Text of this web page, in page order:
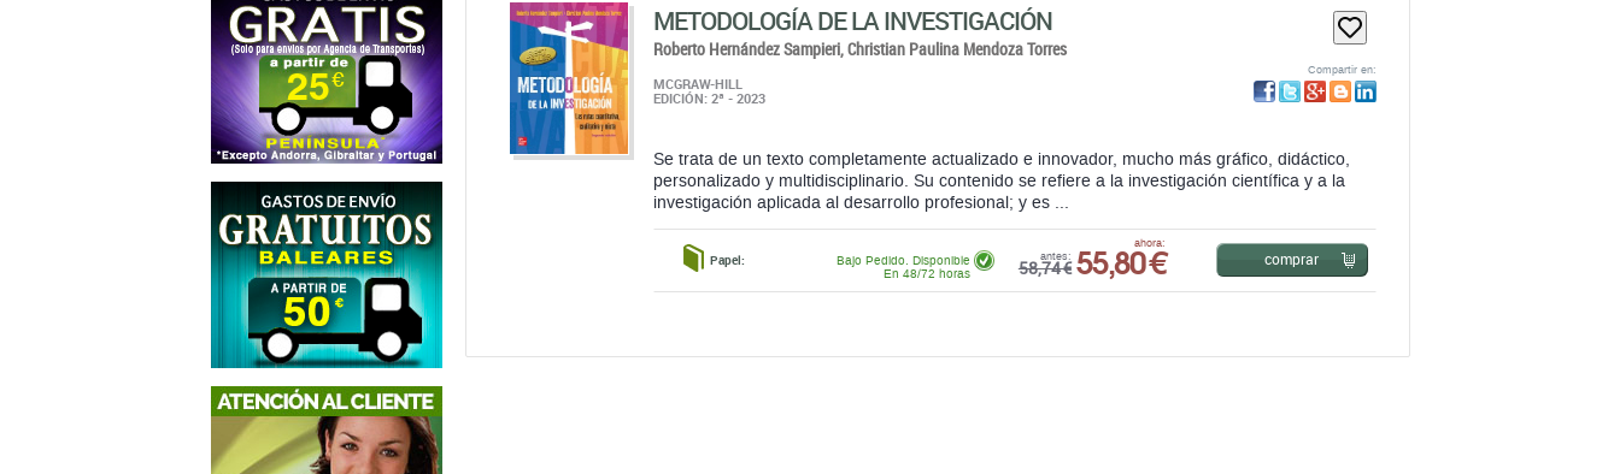
METODOLOGÍA DE LA INVESTIGACIÓN
Roberto Hernández Sampieri,Christian Paulina Mendoza Torres
MCGRAW-HILL
EDICIÓN: 2ª - 2023
Compartir en:
Se trata de un texto completamente actualizado e innovador, mucho más gráfico, didáctico,
personalizado y multidisciplinario. Su contenido se refiere a la investigación científica y a la
investigación aplicada al desarrollo profesional; y es ...
Papel: antes:
58,74 €
ahora:
55,80 €
Bajo Pedido. Disponible
En 48/72 horas
comprar